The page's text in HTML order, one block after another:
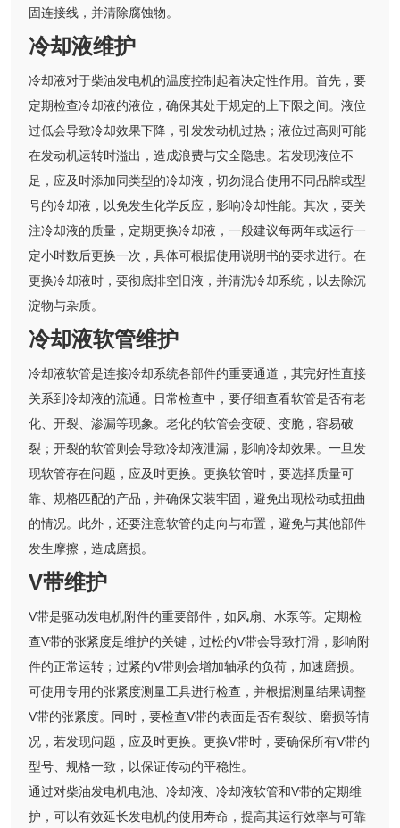
固连接线，并清除腐蚀物。
冷却液维护
冷却液对于柴油发电机的温度控制起着决定性作用。首先，要
定期检查冷却液的液位，确保其处于规定的上下限之间。液位
过低会导致冷却效果下降，引发发动机过热；液位过高则可能
在发动机运转时溢出，造成浪费与安全隐患。若发现液位不
足，应及时添加同类型的冷却液，切勿混合使用不同品牌或型
号的冷却液，以免发生化学反应，影响冷却性能。其次，要关
注冷却液的质量，定期更换冷却液，一般建议每两年或运行一
定小时数后更换一次，具体可根据使用说明书的要求进行。在
更换冷却液时，要彻底排空旧液，并清洗冷却系统，以去除沉
淀物与杂质。
冷却液软管维护
冷却液软管是连接冷却系统各部件的重要通道，其完好性直接
关系到冷却液的流通。日常检查中，要仔细查看软管是否有老
化、开裂、渗漏等现象。老化的软管会变硬、变脆，容易破
裂；开裂的软管则会导致冷却液泄漏，影响冷却效果。一旦发
现软管存在问题，应及时更换。更换软管时，要选择质量可
靠、规格匹配的产品，并确保安装牢固，避免出现松动或扭曲
的情况。此外，还要注意软管的走向与布置，避免与其他部件
发生摩擦，造成磨损。
V带维护
V带是驱动发电机附件的重要部件，如风扇、水泵等。定期检
查V带的张紧度是维护的关键，过松的V带会导致打滑，影响附
件的正常运转；过紧的V带则会增加轴承的负荷，加速磨损。
可使用专用的张紧度测量工具进行检查，并根据测量结果调整
V带的张紧度。同时，要检查V带的表面是否有裂纹、磨损等情
况，若发现问题，应及时更换。更换V带时，要确保所有V带的
型号、规格一致，以保证传动的平稳性。
通过对柴油发电机电池、冷却液、冷却液软管和V带的定期维
护，可以有效延长发电机的使用寿命，提高其运行效率与可靠